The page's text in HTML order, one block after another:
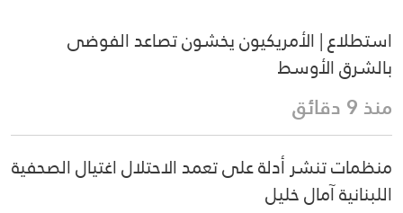
استطلاع | الأمريكيون يخشون تصاعد الفوضى
بالشرق الأوسط
منذ 9 دقائق
منظمات تنشر أدلة على تعمد الاحتلال اغتيال الصحفية
اللبنانية آمال خليل